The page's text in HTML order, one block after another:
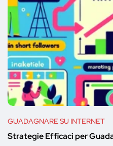
GUADAGNARE SU INTERNET
Strategie Efficaci per